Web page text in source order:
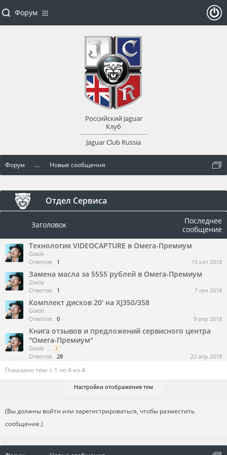
Форум ... Новые сообщения
Отдел Сервиса
Заголовок
Последнее
сообщение
Технология VIDEOCAPTURE в Омега-Премиум
Glade
Ответов:
1 15 окт 2018
Замена масла за 5555 рублей в Омега-Премиум
Glade
Ответов:
1 7 сен 2018
Комплект дисков 20' на XJ350/358
Glade
Ответов: 0 9 апр 2018
Книга отзывов и предложений сервисного центра
"Омега-Премиум"
Glade ... 2
Ответов: 28 22 апр 2018
Показано тем: с 1 по 4 из 4.
Настройки отображения тем
(Вы должны войти или зарегистрироваться, чтобы разместить
сообщение.)
Форум
Российский Jaguar
Клуб
Jaguar Club Russia
оват